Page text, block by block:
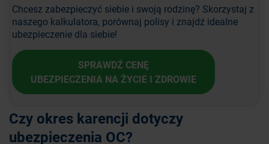
Chcesz zabezpieczyć siebie i swoją rodzinę? Skorzystaj z
naszego kalkulatora, porównaj polisy i znajdź idealne
ubezpieczenie dla siebie!
SPRAWDŹ CENĘ
UBEZPIECZENIA NA ŻYCIE I ZDROWIE
Czy okres karencji dotyczy
ubezpieczenia OC?